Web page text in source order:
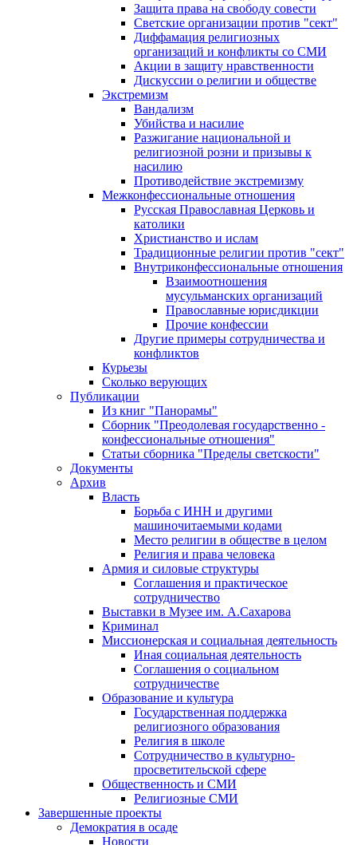
Защита права на свободу совести
Светские организации против "сект"
Диффамация религиозных
организаций и конфликты со СМИ
Акции в защиту нравственности
Дискуссии о религии и обществе
Экстремизм
Вандализм
Убийства и насилие
Разжигание национальной и
религиозной розни и призывы к
насилию
Противодействие экстремизму
Межконфессиональные отношения
Русская Православная Церковь и
католики
Христианство и ислам
Традиционные религии против "сект"
Внутриконфессиональные отношения
Взаимоотношения
мусульманских организаций
Православные юрисдикции
Прочие конфессии
Другие примеры сотрудничества и
конфликтов
Курьезы
Сколько верующих
Публикации
Из книг "Панорамы"
Сборник "Преодолевая государственно -
конфессиональные отношения"
Статьи сборника "Пределы светскости"
Документы
Архив
Власть
Борьба с ИНН и другими
машиночитаемыми кодами
Место религии в обществе в целом
Религия и права человека
Армия и силовые структуры
Соглашения и практическое
сотрудничество
Выставки в Музее им. А.Сахарова
Криминал
Миссионерская и социальная деятельность
Иная социальная деятельность
Соглашения о социальном
сотрудничестве
Образование и культура
Государственная поддержка
религиозного образования
Религия в школе
Сотрудничество в культурно-
просветительской сфере
Общественность и СМИ
Религиозные СМИ
Завершенные проекты
Демократия в осаде
Новости